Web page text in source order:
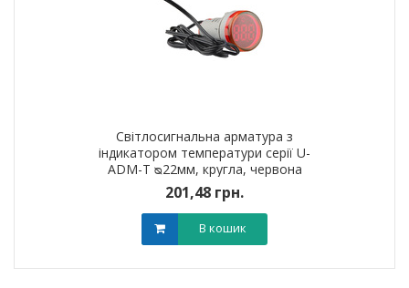
Світлосигнальна арматура з
індикатором температури серії U-
ADM-T ᴓ22мм, кругла, червона
201,48 грн.
В кошик